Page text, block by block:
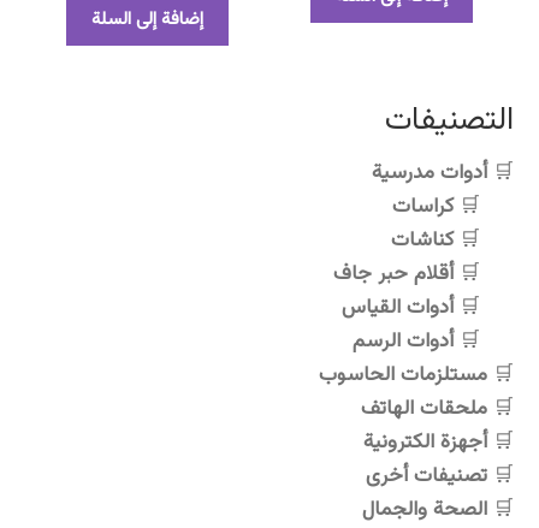
إضافة إلى السلة
التصنيفات
أدوات مدرسية
كراسات
كناشات
أقلام حبر جاف
أدوات القياس
أدوات الرسم
مستلزمات الحاسوب
ملحقات الهاتف
أجهزة الكترونية
تصنيفات أخرى
الصحة والجمال